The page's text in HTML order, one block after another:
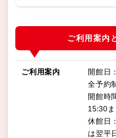
ご利用案内
ご利用案内
開館日
全予約
開館時
15:30
休館日
は翌平